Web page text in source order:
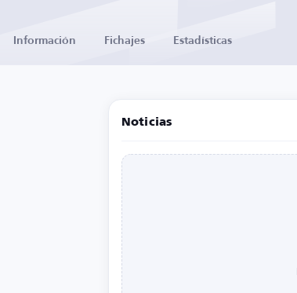
Información Fichajes Estadísticas
Noticias